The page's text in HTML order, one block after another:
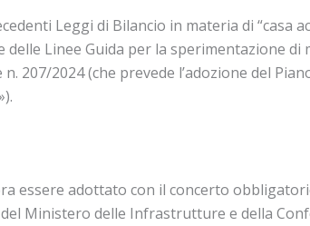
Leggi di Bilancio in materia di “casa
Linee Guida per la sperimentazione di
207/2024 (che prevede l’adozione del
essere adottato con il concerto
Ministero delle Infrastrutture e della